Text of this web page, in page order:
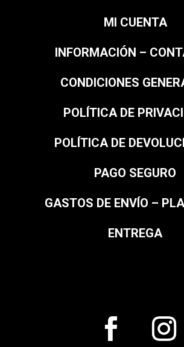
MI CUENTA
INFORMACIÓN –
CONDICIONES
POLÍTICA DE
POLÍTICA DE
PAGO SEGURO
GASTOS DE ENVÍO –
ENTREGA